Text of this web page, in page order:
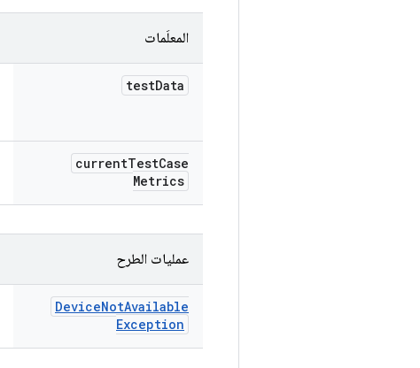
المعلَمات
testData
currentTestCase
Metrics
عمليات الطرح
DeviceNotAvailable
Exception